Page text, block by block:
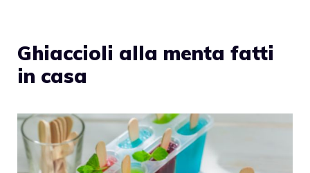
Ghiaccioli alla menta fatti
in casa